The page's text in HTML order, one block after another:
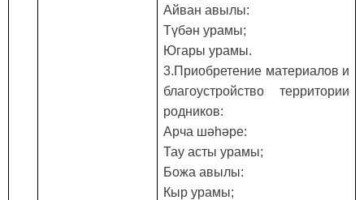
Айван авылы:
Түбән урамы;
Югары урамы.
3.Приобретение материалов и
благоустройство территории
родников:
Арча шәһәре:
Тау асты урамы;
Божа авылы:
Кыр урамы;